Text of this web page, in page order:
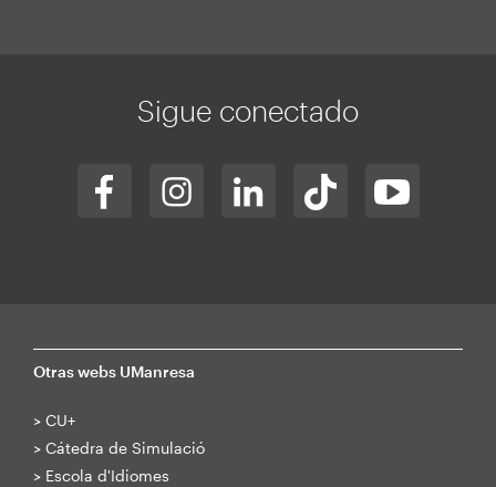
Sigue conectado
Otras webs UManresa
> CU+
> Cátedra de Simulació
> Escola d'Idiomes